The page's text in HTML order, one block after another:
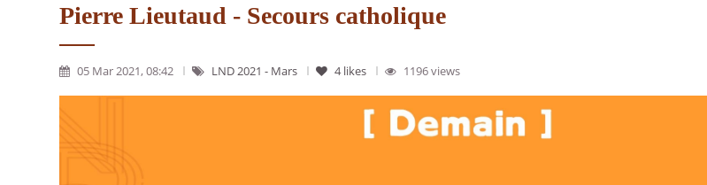
Pierre Lieutaud - Secours catholique
05 Mar 2021, 08:42 LND 2021 - Mars 4likes 1196 views